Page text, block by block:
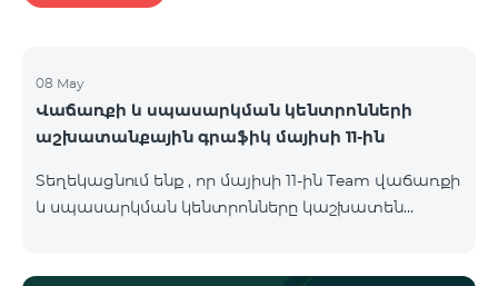
08 May
Վաճառքի և սպասարկման կենտրոնների
աշխատանքային գրաֆիկ մայիսի 11-ին
Տեղեկացնում ենք , որ մայիսի 11-ին Team վաճառքի
և սպասարկման կենտրոնները կաշխատեն